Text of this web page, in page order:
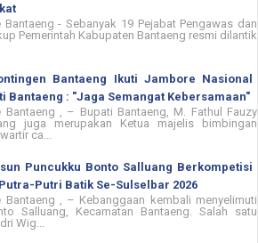
Bantaeng - Sebanyak 19 Pejabat Pengawas dan
Pemerintah Kabupaten Bantaeng resmi dilantik
Bantaeng Ikuti Jambore Nasional
Bantaeng : "Jaga Semangat Kebersamaan"
Bantaeng , – Bupati Bantaeng, M. Fathul Fauzy
juga merupakan Ketua majelis bimbingan
ca...
Puncukku Bonto Salluang Berkompetisi
Putri Batik Se-Sulselbar 2026
Bantaeng , – Kebanggaan kembali menyelimuti
Salluang, Kecamatan Bantaeng. Salah satu
Wig...